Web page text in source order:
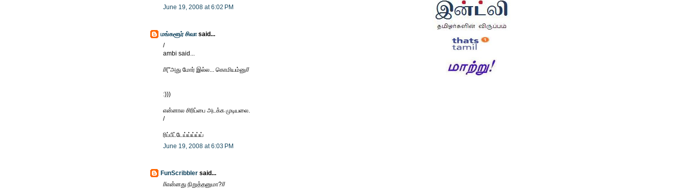
June 19, 2008 at 6:02 PM
மங்களூர் சிவாsaid...
/
ambi said...
//("அது மோர் இல்ல... கொமியம்னு//
:)))
என்னால சிரிப்பை அடக்க முடியலை.
/
ரிப்பீட்டேய்ய்ய்ய்ய்
June 19, 2008 at 6:03 PM
FunScribbler said...
//என்னது நிறுத்தனுமா?//